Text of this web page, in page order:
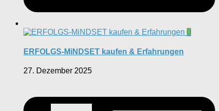
0
ERFOLGS-MiNDSET kaufen & Erfahrungen
27. Dezember 2025